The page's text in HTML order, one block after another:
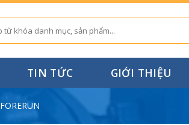
TIN TỨC GIỚI THIỆU
FORERUN